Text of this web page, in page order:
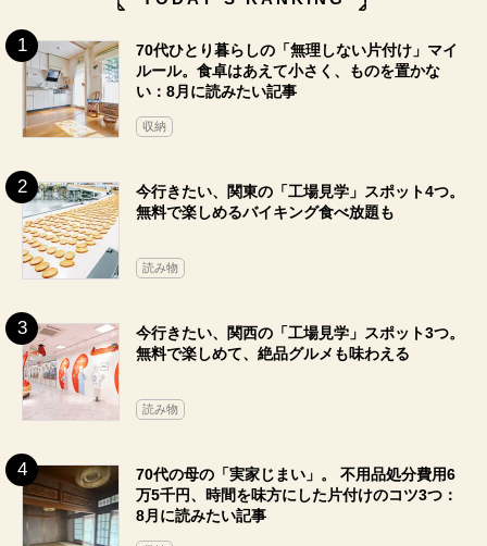
70代ひとり暮らしの「無理しない片付け」マイ
ルール。食卓はあえて小さく、ものを置かな
い：8月に読みたい記事
収納
今行きたい、関東の「工場見学」スポット4つ。
無料で楽しめるバイキング食べ放題も
読み物
今行きたい、関西の「工場見学」スポット3つ。
無料で楽しめて、絶品グルメも味わえる
読み物
70代の母の「実家じまい」。 不用品処分費用6
万5千円、時間を味方にした片付けのコツ3つ：
8月に読みたい記事